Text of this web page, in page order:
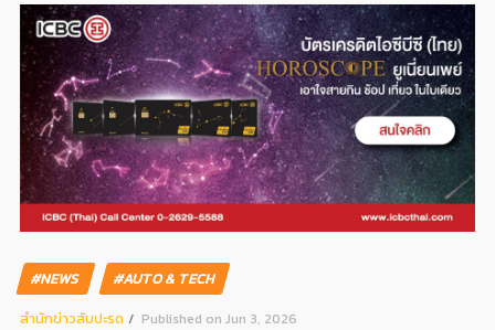
#NEWS
#AUTO & TECH
สํานักข่าวสับปะรด
Published on Jun 3, 2026